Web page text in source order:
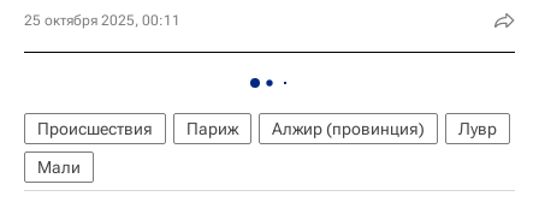
25 октября 2025, 00:11
Происшествия Париж Алжир (провинция)
Лувр
Мали